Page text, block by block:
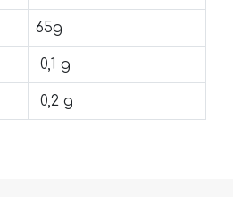
65g
0,1 g
0,2 g